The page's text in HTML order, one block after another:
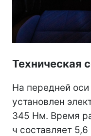
Техническая
На передней
установлен
345 Нм. Время
ч составляет